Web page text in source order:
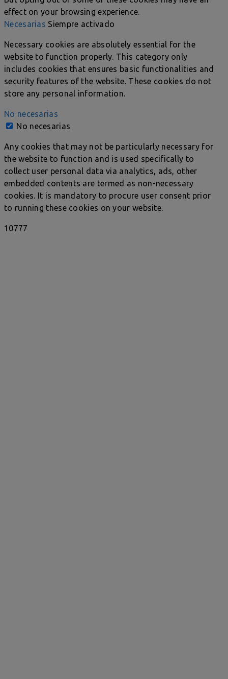
effect on your browsing experience.
Necesarias Siempre activado
Necessary cookies are absolutely essential for the
website to function properly. This category only
includes cookies that ensures basic functionalities and
security features of the website. These cookies do not
store any personal information.
No necesarias
No necesarias
Any cookies that may not be particularly necessary for
the website to function and is used specifically to
collect user personal data via analytics, ads, other
embedded contents are termed as non-necessary
cookies. It is mandatory to procure user consent prior
to running these cookies on your website.
10777